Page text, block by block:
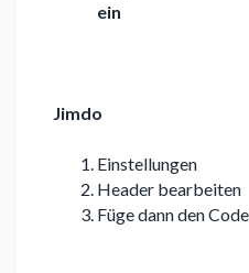
ein
Jimdo
Einstellungen
Header bearbeiten
Füge dann den